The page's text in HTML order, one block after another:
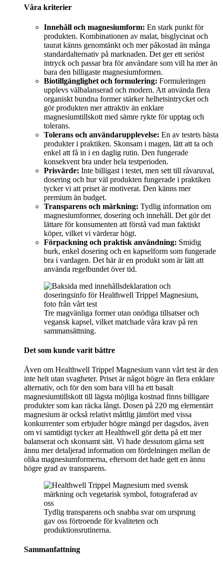
Våra kriterier
Innehåll och magnesiumform: En stark punkt för
produkten. Kombinationen av malat, bisglycinat och
taurat känns genomtänkt och mer påkostad än många
standardalternativ på marknaden. Det ger ett seriöst
intryck och passar bra för användare som vill ha mer än
bara den billigaste magnesiumformen.
Biotillgänglighet och formulering: Formuleringen
upplevs välbalanserad och modern. Att använda flera
organiskt bundna former stärker helhetsintrycket och
gör produkten mer attraktiv än enklare
magnesiumtillskott med sämre rykte för upptag och
tolerans.
Tolerans och användarupplevelse: En av testets bästa
produkter i praktiken. Skonsam i magen, lätt att ta och
enkel att få in i en daglig rutin. Den fungerade
konsekvent bra under hela testperioden.
Prisvärde: Inte billigast i testet, men sett till råvaruval,
dosering och hur väl produkten fungerade i praktiken
tycker vi att priset är motiverat. Den känns mer
premium än budget.
Transparens och märkning: Tydlig information om
magnesiumformer, dosering och innehåll. Det gör det
lättare för konsumenten att förstå vad man faktiskt
köper, vilket vi värderar högt.
Förpackning och praktisk användning: Smidig
burk, enkel dosering och en kapselform som fungerade
bra i vardagen. Det här är en produkt som är lätt att
använda regelbundet över tid.
Tre magvänliga former utan onödiga tillsatser och
vegansk kapsel, vilket matchade våra krav på ren
sammansättning.
Det som kunde varit bättre
Även om Healthwell Trippel Magnesium vann vårt test är den
inte helt utan svagheter. Priset är något högre än flera enklare
alternativ, och för den som bara vill ha ett basalt
magnesiumtillskott till lägsta möjliga kostnad finns billigare
produkter som kan räcka långt. Dosen på 220 mg elementärt
magnesium är också relativt måttlig jämfört med vissa
konkurrenter som erbjuder högre mängd per dagsdos, även
om vi samtidigt tycker att Healthwell gör detta på ett mer
balanserat och skonsamt sätt. Vi hade dessutom gärna sett
ännu mer detaljerad information om fördelningen mellan de
olika magnesiumformerna, eftersom det hade gett en ännu
högre grad av transparens.
Tydlig transparens och snabba svar om ursprung
gav oss förtroende för kvaliteten och
produktionsrutinerna.
Sammanfattning